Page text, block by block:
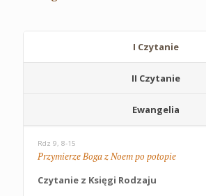
I Czytanie
II Czytanie
Ewangelia
Rdz 9, 8-15
Przymierze Boga z Noem po potopie
Czytanie z Księgi Rodzaju